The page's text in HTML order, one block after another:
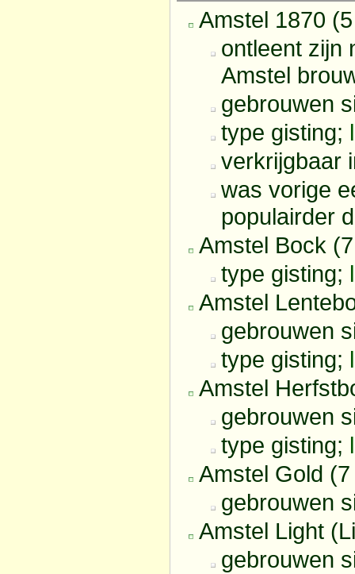
Amstel 1870
ontleent zijn
Amstel
gebrouwen
type gisting;
verkrijgbaar
was vorige
populairder
Amstel Bock
type gisting;
Amstel
gebrouwen
type gisting;
Amstel
gebrouwen
type gisting;
Amstel Gold
gebrouwen
Amstel Light
gebrouwen